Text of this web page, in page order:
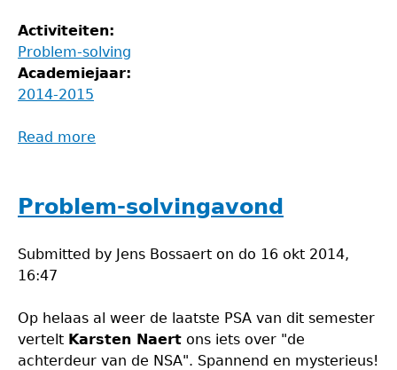
Activiteiten:
Problem-solving
Academiejaar:
2014-2015
Read more
Problem-solvingavond
Submitted by Jens Bossaert on do 16 okt 2014,
16:47
Op helaas al weer de laatste PSA van dit semester
vertelt Karsten Naert ons iets over "de
achterdeur van de NSA". Spannend en mysterieus!